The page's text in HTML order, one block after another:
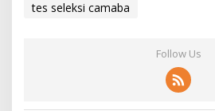
tes seleksi camaba
Follow Us